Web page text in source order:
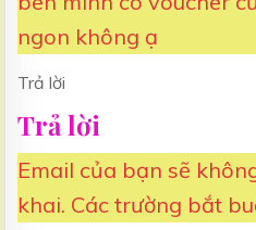
ngon không ạ
Trả lời
Trả lời
Email của bạn sẽ
khai. Các trường bắt